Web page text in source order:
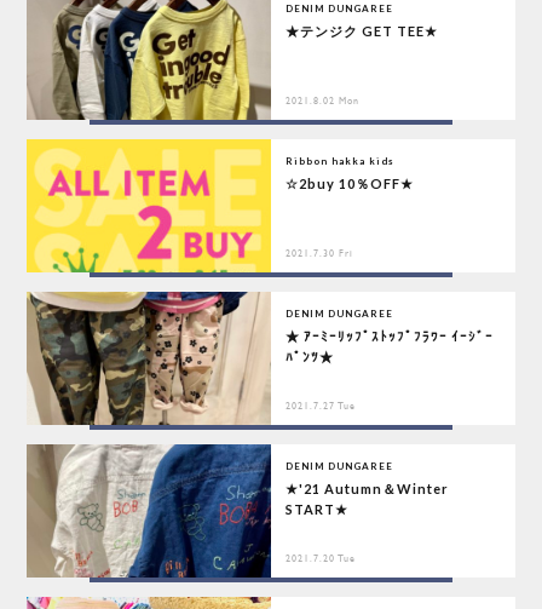
DENIM DUNGAREE
★テンジク GET TEE★
2021.8.02 Mon
Ribbon hakka kids
☆2buy 10％OFF★
2021.7.30 Fri
DENIM DUNGAREE
★ ｱｰﾐｰﾘｯﾌﾟｽﾄｯﾌﾟﾌﾗﾜｰ ｲｰｼﾞｰ
ﾊﾟﾝﾂ★
2021.7.27 Tue
DENIM DUNGAREE
★'21 Autumn＆Winter
START★
2021.7.20 Tue